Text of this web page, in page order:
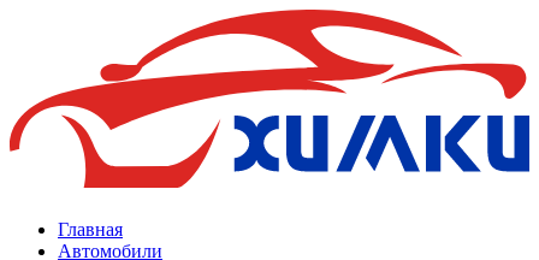
Главная
Автомобили